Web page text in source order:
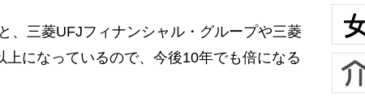
、三菱UFJフィナンシャル・グループや三菱
になっているので、今後10年でも倍になる